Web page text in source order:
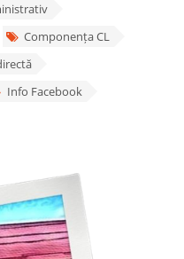
Componența CL
Info Facebook